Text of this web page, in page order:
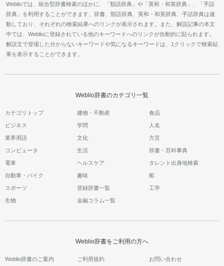
Weblioでは、統合型辞書検索のほかに、「類語辞典」や「英和・和英辞典」、「手話
辞典」を利用することができます。辞書、類語辞典、英和・和英辞典、手話辞典は連
動しており、それぞれの検索結果へのリンクが表示されます。また、解説記事の本文
中では、Weblioに登録されている他のキーワードへのリンクが自動的に貼られます。
解説文で登場した分からないキーワードや気になるキーワードは、1クリックで検索結
果を表示することができます。
Weblio辞書のカテゴリ一覧
カテゴリトップ 建物・不動産 食品
ビジネス 学問 人名
業界用語 文化 方言
コンピュータ 生活 辞書・百科事典
電車 ヘルスケア タレント出身地検索
自動車・バイク 趣味 船
スポーツ 登録辞書一覧 工学
生物 金融コラム一覧
Weblio辞書をご利用の方へ
Weblio辞書のご案内 ご利用規約 お問い合わせ